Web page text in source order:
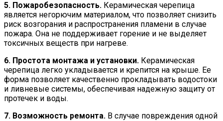
5. Пожаробезопасность. Керамическая черепица
является негорючим материалом, что позволяет снизить
риск возгорания и распространения пламени в случае
пожара. Она не поддерживает горение и не выделяет
токсичных веществ при нагреве.
6. Простота монтажа и установки. Керамическая
черепица легко укладывается и крепится на крыше. Ее
форма позволяет качественно прокладывать водостоки
и ливневые системы, обеспечивая надежную защиту от
протечек и воды.
7. Возможность ремонта. В случае повреждения одной